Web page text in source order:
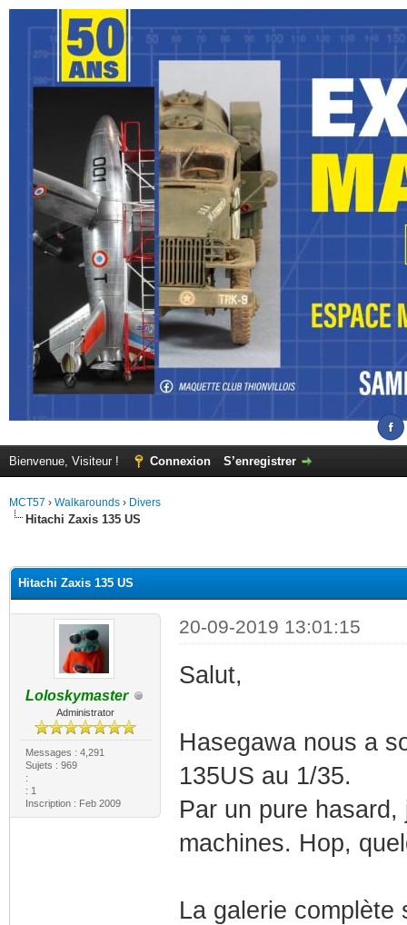
Bienvenue, Visiteur ! Connexion S’enregistrer
MCT57 › Walkarounds › Divers
Hitachi Zaxis 135 US
Hitachi Zaxis 135 US
Loloskymaster
Administrator
Messages : 4,291
Sujets : 969
:
: 1
Inscription : Feb 2009
20-09-2019 13:01:15
Salut,
Hasegawa nous a
135US au 1/35.
Par un pure
machines. Hop,
La galerie